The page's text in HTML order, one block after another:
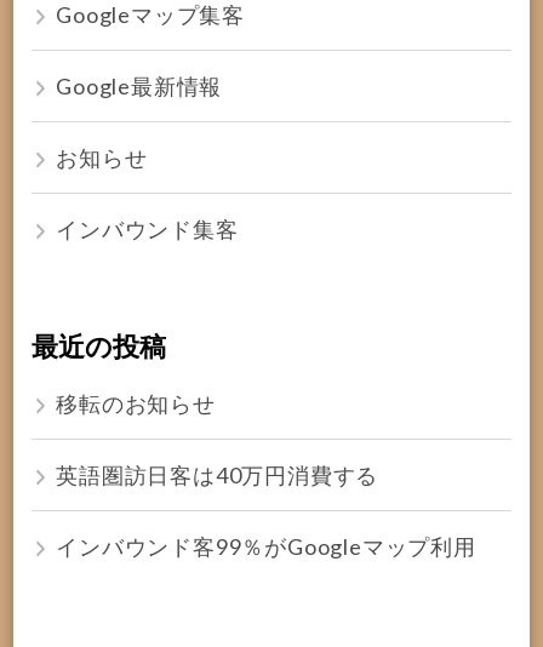
Googleマップ集客
Google最新情報
お知らせ
インバウンド集客
最近の投稿
移転のお知らせ
英語圏訪日客は40万円消費する
インバウンド客99％がGoogleマップ利用